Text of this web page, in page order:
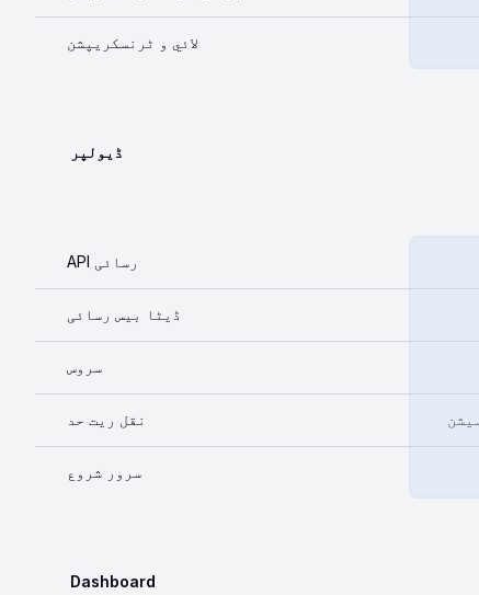
لائي و ٹرنسکریپشن
ڈیولپر
API رسائی
ڈیٹا بیس رسائی
سروس
نقل ریت حد
سرور شروع
Dashboard